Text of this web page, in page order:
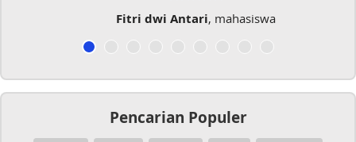
Fitri dwi Antari, mahasiswa
Pencarian Populer